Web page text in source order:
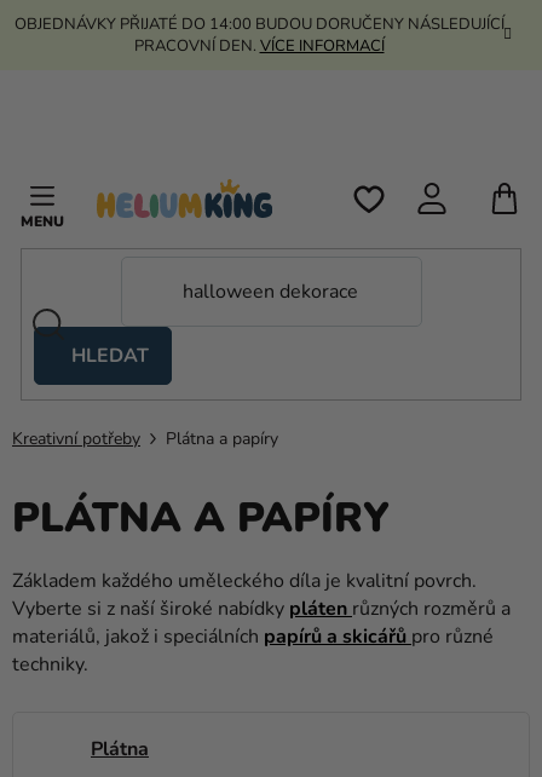
Přejít
OBJEDNÁVKY PŘIJATÉ DO 14:00 BUDOU DORUČENY NÁSLEDUJÍCÍ
PRACOVNÍ DEN. VÍCE INFORMACÍ
HLEDAT
stany
Kanekalon
Helium
a
Svatba
Párty
doplňky
Kreativní potřeby Plátna a papíry
PLÁTNA A PAPÍRY
Základem každého uměleckého díla je kvalitní povrch.
Vyberte si z naší široké nabídky pláten různých rozměrů a
materiálů, jakož i speciálních papírů a skicářů pro různé
techniky.
Plátna